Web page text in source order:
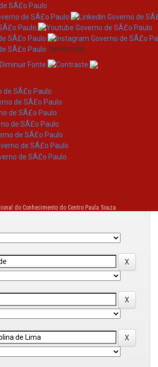
/governosp
do Conhecimento do Centro Paula Souza